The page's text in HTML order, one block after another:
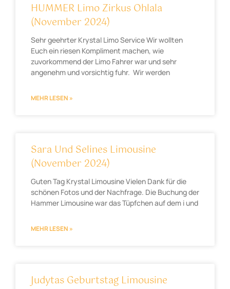
HUMMER Limo Zirkus Ohlala
(November 2024)
Sehr geehrter Krystal Limo Service Wir wollten
Euch ein riesen Kompliment machen, wie
zuvorkommend der Limo Fahrer war und sehr
angenehm und vorsichtig fuhr. Wir werden
MEHR LESEN »
Sara Und Selines Limousine
(November 2024)
Guten Tag Krystal Limousine Vielen Dank für die
schönen Fotos und der Nachfrage. Die Buchung der
Hammer Limousine war das Tüpfchen auf dem i und
MEHR LESEN »
Judytas Geburtstag Limousine